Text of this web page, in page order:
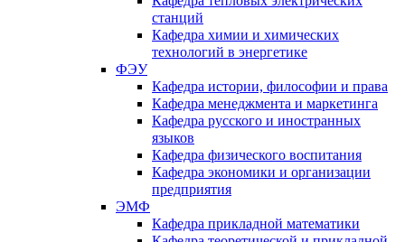
станций
Кафедра химии и химических
технологий в энергетике
ФЭУ
Кафедра истории, философии и права
Кафедра менеджмента и маркетинга
Кафедра русского и иностранных
языков
Кафедра физического воспитания
Кафедра экономики и организации
предприятия
ЭМФ
Кафедра прикладной математики